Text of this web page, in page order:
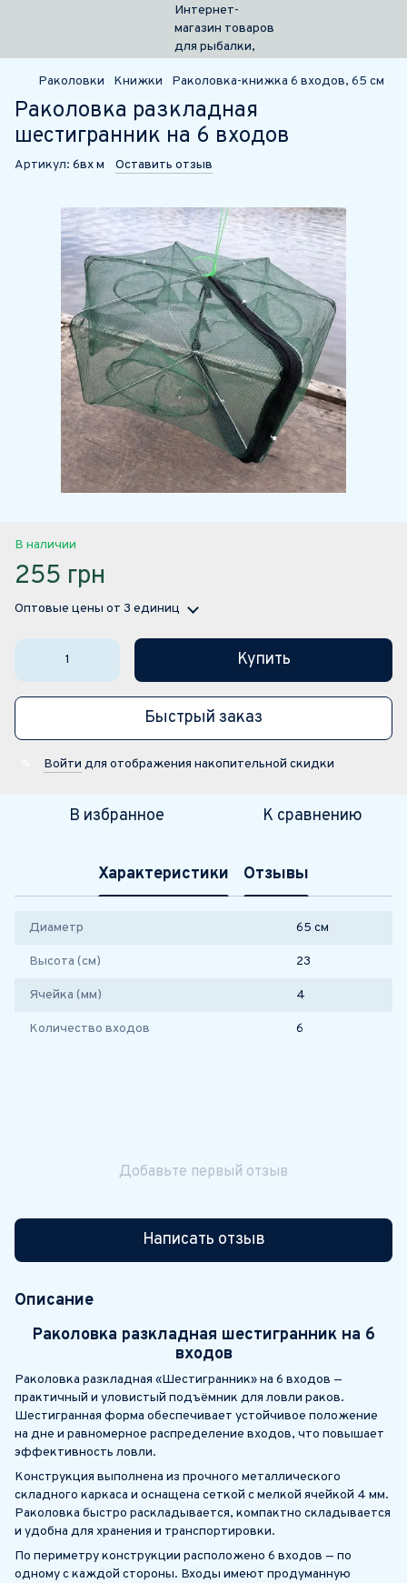
Раколовки Книжки Раколовка-книжка 6 входов, 65 см
Раколовка разкладная
шестигранник на 6 входов
Артикул: 6вх м Оставить отзыв
В наличии
255 грн
Оптовые цены от 3 единиц
Купить
Быстрый заказ
Войти для отображения накопительной скидки
В избранное К сравнению
Характеристики Отзывы
Диаметр 65 см
Высота (см) 23
Ячейка (мм) 4
Количество входов 6
Добавьте первый отзыв
Написать отзыв
Описание
Раколовка разкладная шестигранник на 6
входов
Раколовка разкладная «Шестигранник» на 6 входов —
практичный и уловистый подъёмник для ловли раков.
Шестигранная форма обеспечивает устойчивое положение
на дне и равномерное распределение входов, что повышает
эффективность ловли.
Конструкция выполнена из прочного металлического
складного каркаса и оснащена сеткой с мелкой ячейкой 4 мм.
Раколовка быстро раскладывается, компактно складывается
и удобна для хранения и транспортировки.
По периметру конструкции расположено 6 входов — по
одному с каждой стороны. Входы имеют продуманную